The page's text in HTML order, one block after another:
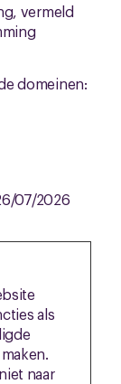
vermeld
domeinen:
07/2026
als
naar